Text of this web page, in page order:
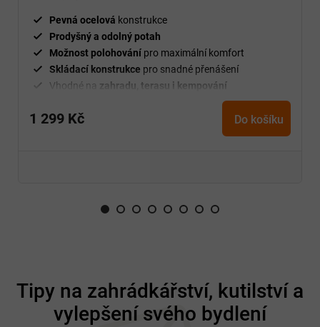
Pevná ocelová konstrukce
Prodyšný a odolný potah
Možnost polohování pro maximální komfort
Skládací konstrukce pro snadné přenášení
Vhodné na zahradu, terasu i kempování
1 299 Kč Do košíku
Tipy na zahrádkářství, kutilství a
vylepšení svého bydlení